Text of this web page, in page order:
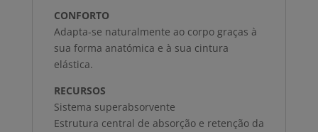
CONFORTO
Adapta-se naturalmente ao corpo graças à
sua forma anatómica e à sua cintura
elástica.
RECURSOS
Sistema superabsorvente
Estrutura central de absorção e retenção da